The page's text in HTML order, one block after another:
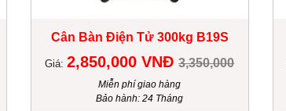
Cân Bàn Điện Tử 300kg B19S
Giá:2,850,000 VNĐ3,350,000
Miễn phí giao hàng
Bảo hành: 24 Tháng